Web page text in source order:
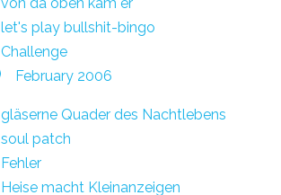
let's play bullshit-bingo
Challenge
February 2006
gläserne Quader des Nachtlebens
soul patch
Fehler
Heise macht Kleinanzeigen